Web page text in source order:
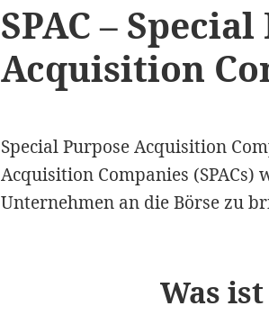
SPAC –
Acquisition
Special Purpose Acquisition
Acquisition Companies
Unternehmen an die Börse zu
Was ist